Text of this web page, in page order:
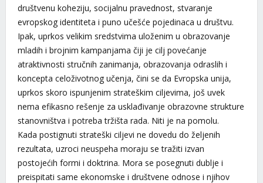
društvenu koheziju, socijalnu pravednost, stvaranje
evropskog identiteta i puno učešće pojedinaca u društvu.
Ipak, uprkos velikim sredstvima uloženim u obrazovanje
mladih i brojnim kampanjama čiji je cilj povećanje
atraktivnosti stručnih zanimanja, obrazovanja odraslih i
koncepta celoživotnog učenja, čini se da Evropska unija,
uprkos skoro ispunjenim strateškim ciljevima, još uvek
nema efikasno rešenje za usklađivanje obrazovne strukture
stanovništva i potreba tržišta rada. Niti je na pomolu.
Kada postignuti strateški ciljevi ne dovedu do željenih
rezultata, uzroci neuspeha moraju se tražiti izvan
postojećih formi i doktrina. Mora se posegnuti dublje i
preispitati same ekonomske i društvene odnose i njihov